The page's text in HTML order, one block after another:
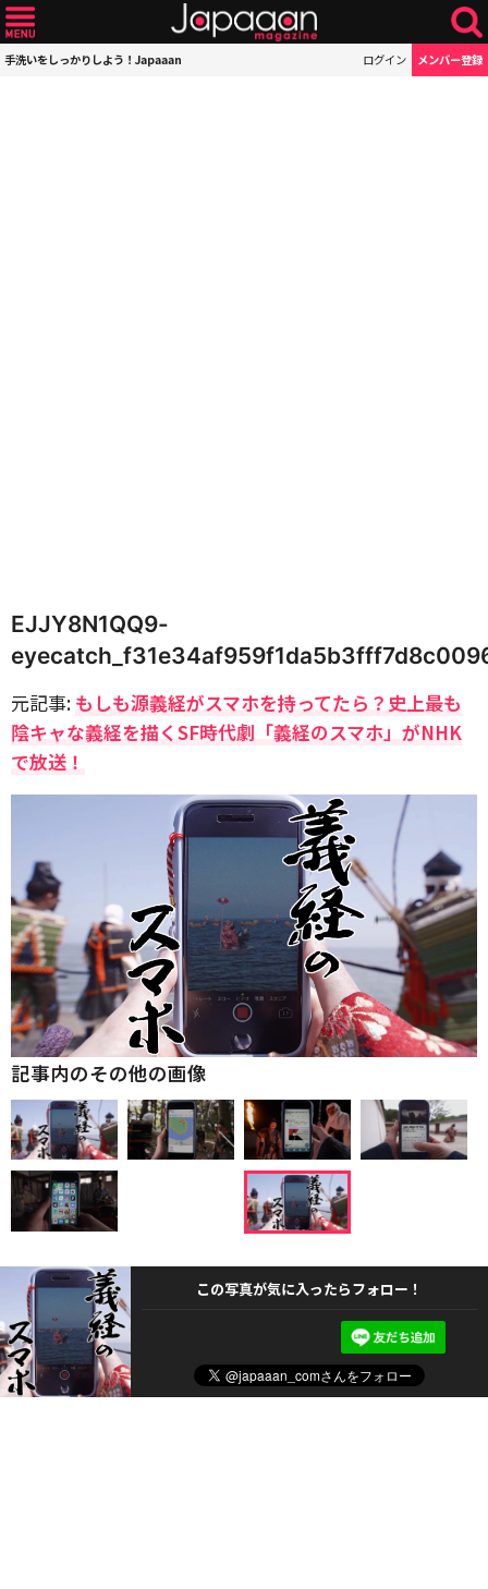
手洗いをしっかりしよう！Japaaan ログイン メンバー登録
EJJY8N1QQ9-
元記事: もしも源義経がスマホを持ってたら？史上最も
陰キャな義経を描くSF時代劇「義経のスマホ」がNHK
で放送！
記事内のその他の画像
この写真が気に入ったらフォロー！